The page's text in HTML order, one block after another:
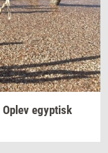
Oplev egyp­tisk